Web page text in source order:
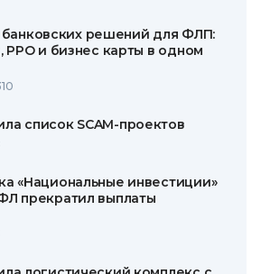
решений для ФЛП:
РРО и бизнес карты в одном
список SCAM-проектов
«Национальные инвестиции»
прекратил выплаты